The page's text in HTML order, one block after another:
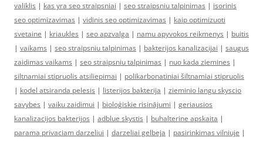
valiklis | kas yra seo straipsniai | seo straipsniu talpinimas | isorinis
seo optimizavimas | vidinis seo optimizavimas | kaip optimizuoti
svetaine | kriaukles | seo apzvalga | namu apyvokos reikmenys | buitis
| vaikams | seo straipsniu talpinimas | bakterijos kanalizacijai | saugus
zaidimas vaikams | seo straipsniu talpinimas | nuo kada ziemines |
siltnamiai stipruolis atsiliepimai | polikarbonatiniai šiltnamiai stipruolis
| kodel atsiranda pelesis | listerijos bakterija | zieminio langu skyscio
savybes | vaiku zaidimui | bioloģiskie risinājumi | geriausios
kanalizacijos bakterijos | adblue skystis | buhalterine apskaita |
parama privaciam darzeliui | darzeliai gelbeja | pasirinkimas vilniuje |